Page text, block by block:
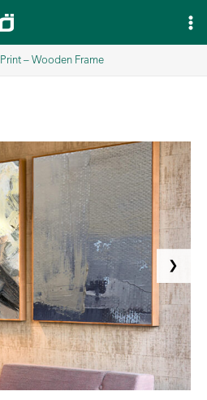
Print – Wooden Frame
❯